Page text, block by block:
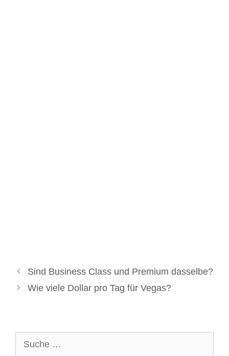
Sind Business Class und Premium dasselbe?
Wie viele Dollar pro Tag für Vegas?
nach: